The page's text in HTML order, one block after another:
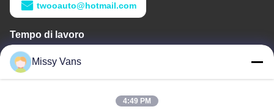
twooauto@hotmail.com
Tempo di lavoro
9:00-18:30
Il nostro indirizzo
Missy Vans
4:49 PM